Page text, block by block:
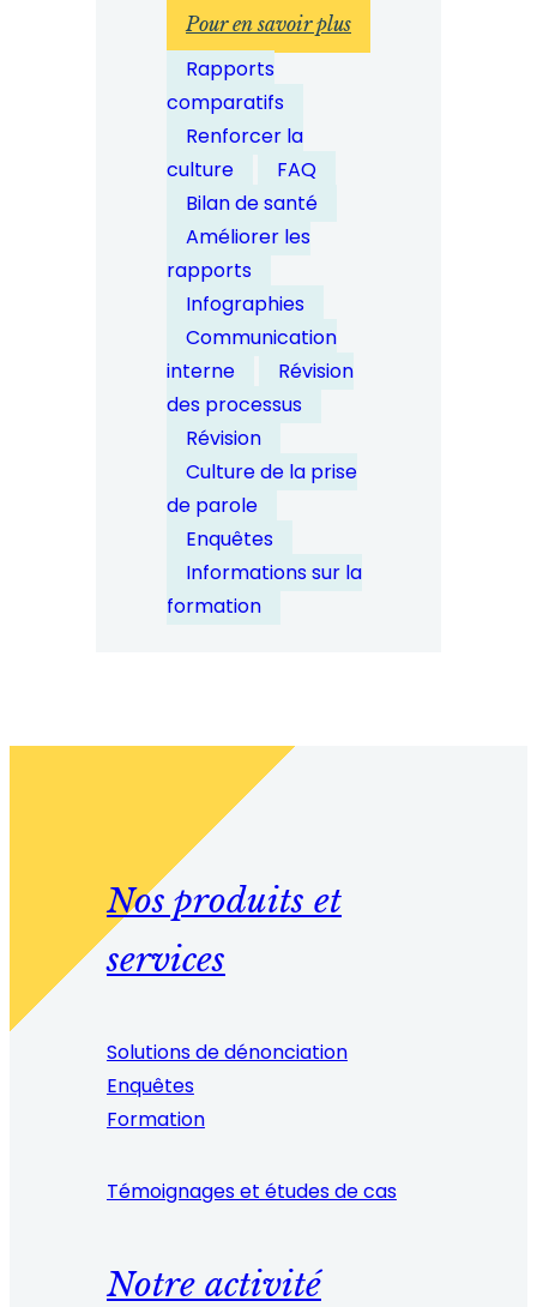
Pour en savoir plus:
Comment
Rapports
comparatifs
Renforcer la
culture
FAQ
Bilan de santé
Améliorer les
rapports
Infographies
Communication
interne
Révision
des processus
Révision
Culture de la prise
de parole
Enquêtes
Informations sur la
formation
Nos produits et
services
Solutions de dénonciation
Enquêtes
Formation
Témoignages et études de cas
Notre activité